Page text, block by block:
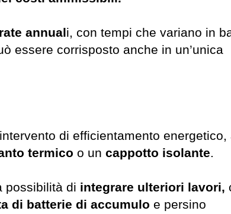
annuali, con tempi che variano in
essere corrisposto anche in un’unica
di efficientamento energetico,
termico o un cappotto isolante.
possibilità di integrare ulteriori lavori,
di batterie di accumulo e persino